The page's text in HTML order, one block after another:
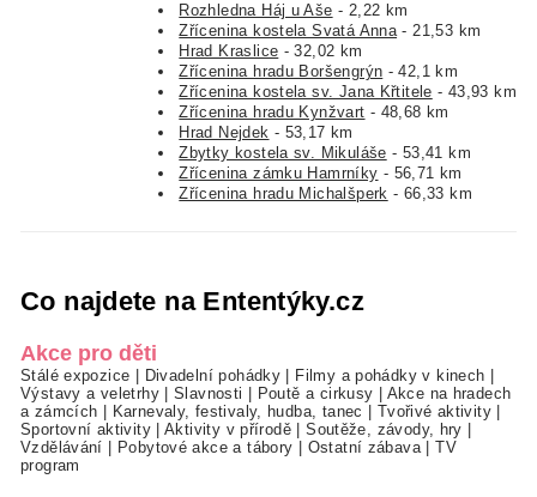
Rozhledna Háj u Aše - 2,22 km
Zřícenina kostela Svatá Anna- 21,53 km
Hrad Kraslice - 32,02 km
Zřícenina hradu Boršengrýn - 42,1 km
Zřícenina kostela sv. Jana Křtitele - 43,93 km
Zřícenina hradu Kynžvart - 48,68 km
Hrad Nejdek - 53,17 km
Zbytky kostela sv. Mikuláše - 53,41 km
Zřícenina zámku Hamrníky - 56,71 km
Zřícenina hradu Michalšperk - 66,33 km
Co najdete na Ententýky.cz
Akce pro děti
Stálé expozice Divadelní pohádky Filmy a pohádky v kinech
Výstavy a veletrhy|Slavnosti Poutě a cirkusy
Akce na hradech
a zámcích
Karnevaly, festivaly, hudba, tanec Tvořivé aktivity
Sportovní aktivity|Aktivity v přírodě |Soutěže, závody, hry
Vzdělávání
Pobytové akce a tábory Ostatní zábava|TV
program